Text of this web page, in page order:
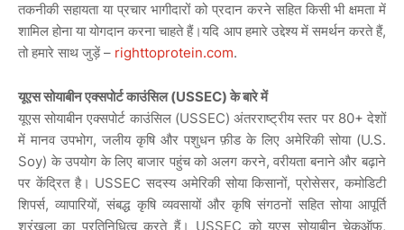
तकनीकी सहायता या प्रचार भागीदारों को प्रदान करने सहित किसी भी क्षमता में
शामिल होना या योगदान करना चाहते हैं।यदि आप हमारे उद्देश्य में समर्थन करते हैं,
तो हमारे साथ जुड़ें – righttoprotein.com.
यूएस सोयाबीन एक्सपोर्ट काउंसिल (USSEC) के बारे में
यूएस सोयाबीन एक्सपोर्ट काउंसिल (USSEC) अंतरराष्ट्रीय स्तर पर 80+ देशों
में मानव उपभोग, जलीय कृषि और पशुधन फ़ीड के लिए अमेरिकी सोया (U.S.
Soy) के उपयोग के लिए बाजार पहुंच को अलग करने, वरीयता बनाने और बढ़ाने
पर केंद्रित है। USSEC सदस्य अमेरिकी सोया किसानों, प्रोसेसर, कमोडिटी
शिपर्स, व्यापारियों, संबद्ध कृषि व्यवसायों और कृषि संगठनों सहित सोया आपूर्ति
श्रृंखला का प्रतिनिधित्व करते हैं। USSEC को यूएस सोयाबीन चेकऑफ,